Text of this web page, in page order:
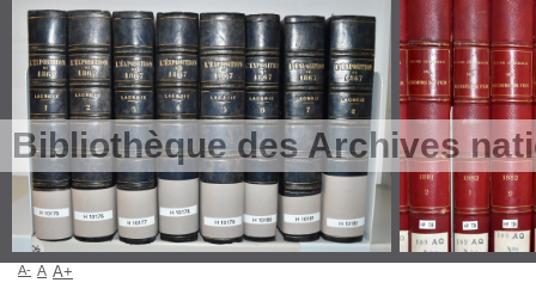
Bibliothèque des Archives
A- A A+